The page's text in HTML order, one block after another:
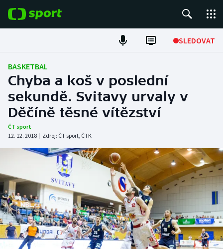
SLEDOVAT
Fotbal
Hokej
Tenis
Atletika
Cyklistika
DALŠÍ SPORTY
Americký fotbal
Baseball a softbal
NEPŘEHLÉDNĚTE
Soutěže
BASKETBAL
Chyba a koš v poslední
sekundě. Svitavy urvaly v
Děčíně těsné vítězství
ČT sport
12. 12. 2018 | Zdroj: ČT sport, ČTK